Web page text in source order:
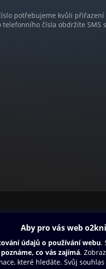
potřebujeme kvůli přiřazení
telefonního čísla obdržíte SMS
Oneplay Originály
Sport